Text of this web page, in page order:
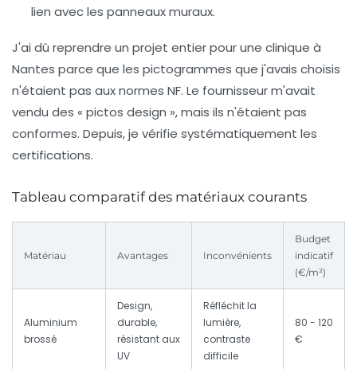
lien avec les panneaux muraux.
J'ai dû reprendre un projet entier pour une clinique à
Nantes parce que les pictogrammes que j'avais choisis
n'étaient pas aux normes NF. Le fournisseur m'avait
vendu des « pictos design », mais ils n'étaient pas
conformes. Depuis, je vérifie systématiquement les
certifications.
Tableau comparatif des matériaux courants
Matériau Avantages Inconvénients
Budget
indicatif
(€/m²)
Aluminium
brossé
Design,
durable,
résistant aux
UV
Réfléchit la
lumière,
contraste
difficile
80 - 120
€